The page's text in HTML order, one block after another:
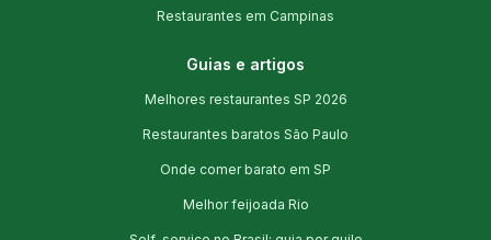
Restaurantes em Campinas
Guias e artigos
Melhores restaurantes SP 2026
Restaurantes baratos São Paulo
Onde comer barato em SP
Melhor feijoada Rio